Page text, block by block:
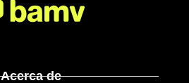
Acerca de